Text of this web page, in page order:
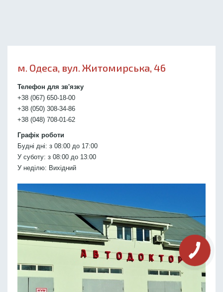
м. Одеса, вул. Житомирська, 46
Телефон для зв'язку
+38 (067) 650-18-00
+38 (050) 308-34-86
+38 (048) 708-01-62
Графік роботи
Будні дні: з 08:00 до 17:00
У суботу: з 08:00 до 13:00
У неділю: Вихідний